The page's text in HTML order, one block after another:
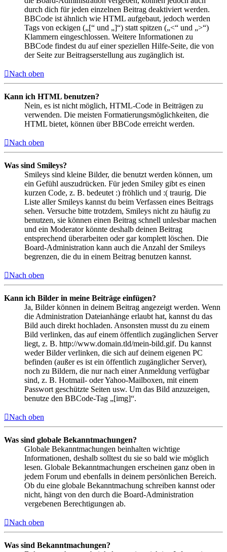
durch dich für jeden einzelnen Beitrag deaktiviert werden.
BBCode ist ähnlich wie HTML aufgebaut, jedoch werden
Tags von eckigen („[“ und „]“) statt spitzen („<“ und „>“)
Klammern eingeschlossen. Weitere Informationen zu
BBCode findest du auf einer speziellen Hilfe-Seite, die von
der Seite zur Beitragserstellung aus zugänglich ist.
Nach oben
Kann ich HTML benutzen?
Nein, es ist nicht möglich, HTML-Code in Beiträgen zu
verwenden. Die meisten Formatierungsmöglichkeiten, die
HTML bietet, können über BBCode erreicht werden.
Nach oben
Was sind Smileys?
Smileys sind kleine Bilder, die benutzt werden können, um
ein Gefühl auszudrücken. Für jeden Smiley gibt es einen
kurzen Code, z. B. bedeutet :) fröhlich und :( traurig. Die
Liste aller Smileys kannst du beim Verfassen eines Beitrags
sehen. Versuche bitte trotzdem, Smileys nicht zu häufig zu
benutzen, sie können einen Beitrag schnell unlesbar machen
und ein Moderator könnte deshalb deinen Beitrag
entsprechend überarbeiten oder gar komplett löschen. Die
Board-Administration kann auch die Anzahl der Smileys
begrenzen, die du in einem Beitrag benutzen kannst.
Nach oben
Kann ich Bilder in meine Beiträge einfügen?
Ja, Bilder können in deinem Beitrag angezeigt werden. Wenn
die Administration Dateianhänge erlaubt hat, kannst du das
Bild auch direkt hochladen. Ansonsten musst du zu einem
Bild verlinken, das auf einem öffentlich zugänglichen Server
liegt, z. B. http://www.domain.tld/mein-bild.gif. Du kannst
weder Bilder verlinken, die sich auf deinem eigenen PC
befinden (außer es ist ein öffentlich zugänglicher Server),
noch zu Bildern, die nur nach einer Anmeldung verfügbar
sind, z. B. Hotmail- oder Yahoo-Mailboxen, mit einem
Passwort geschützte Seiten usw. Um das Bild anzuzeigen,
benutze den BBCode-Tag „[img]“.
Nach oben
Was sind globale Bekanntmachungen?
Globale Bekanntmachungen beinhalten wichtige
Informationen, deshalb solltest du sie so bald wie möglich
lesen. Globale Bekanntmachungen erscheinen ganz oben in
jedem Forum und ebenfalls in deinem persönlichen Bereich.
Ob du eine globale Bekanntmachung schreiben kannst oder
nicht, hängt von den durch die Board-Administration
vergebenen Berechtigungen ab.
Nach oben
Was sind Bekanntmachungen?